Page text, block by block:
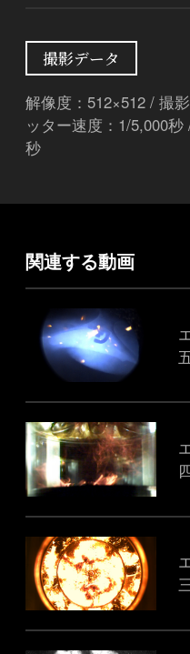
撮影データ
解像度：512×512 / 撮
ッター速度：1/5,000
秒
関連する動画